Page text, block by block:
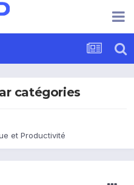
catégories
et Productivité